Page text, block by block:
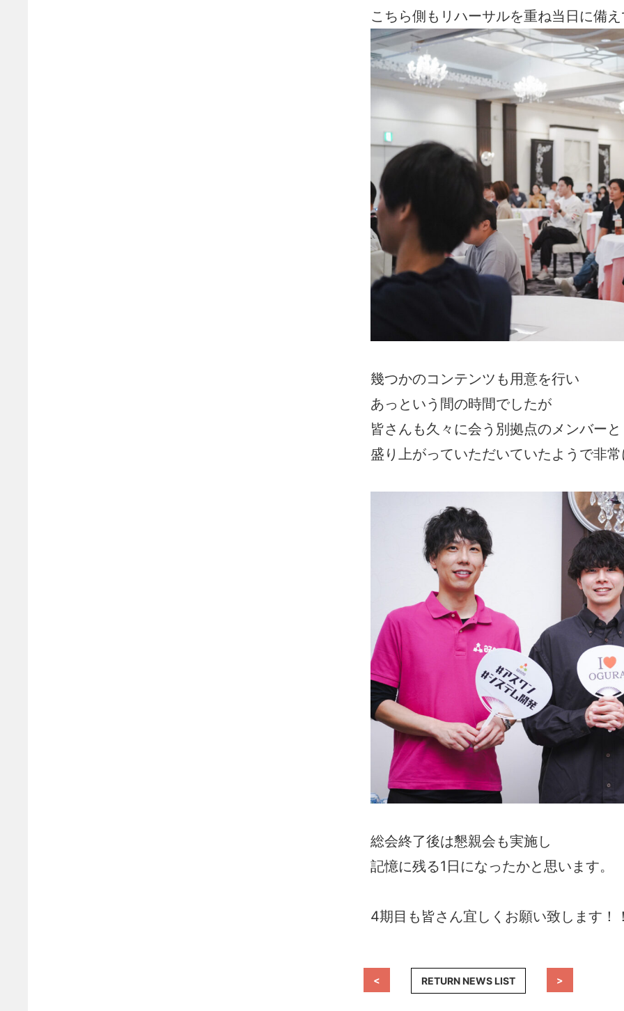
こちら側もリハーサルを重ね当日に備
幾つかのコンテンツも用意を行い
あっという間の時間でしたが
皆さんも久々に会う別拠点のメンバーと
盛り上がっていただいていたようで非
総会終了後は懇親会も実施し
記憶に残る1日になったかと思います。
4期目も皆さん宜しくお願い致します！
< RETURN NEWS LIST >